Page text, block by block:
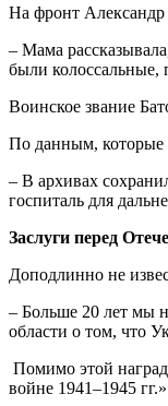
На фронт Александр
– Мама
были
Воинское звание
По данным, которые
– В архивах
госпиталь для
Заслуги перед
Доподлинно не
– Больше 20 лет мы
области о том, что
Помимо этой
войне 1941–1945